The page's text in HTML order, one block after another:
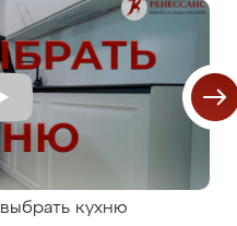
кухню